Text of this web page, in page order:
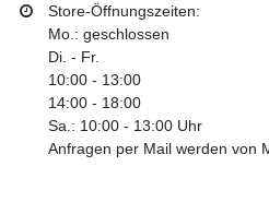
Store-Öffnungszeiten:
Mo.: geschlossen
Di. - Fr.
10:00 - 13:00
14:00 - 18:00
Sa.: 10:00 - 13:00 Uhr
Anfragen per Mail werden von